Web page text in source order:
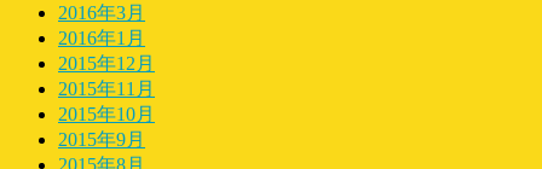
2016年3月
2016年1月
2015年12月
2015年11月
2015年10月
2015年9月